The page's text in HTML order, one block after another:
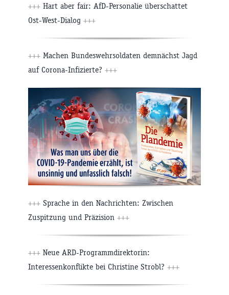
+++ Hart aber fair: AfD-Personalie überschattet
Ost-West-Dialog +++
+++ Machen Bundeswehrsoldaten demnächst Jagd
auf Corona-Infizierte? +++
+++ Sprache in den Nachrichten: Zwischen
Zuspitzung und Präzision +++
+++ Neue ARD-Programmdirektorin:
Interessenkonflikte bei Christine Strobl? +++